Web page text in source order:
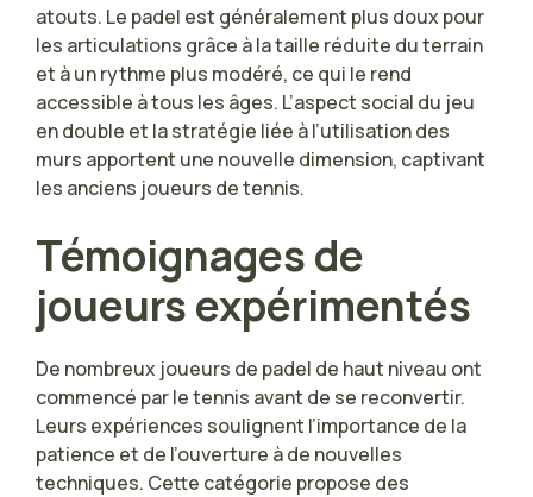
atouts. Le padel est généralement plus doux pour
les articulations grâce à la taille réduite du terrain
et à un rythme plus modéré, ce qui le rend
accessible à tous les âges. L’aspect social du jeu
en double et la stratégie liée à l’utilisation des
murs apportent une nouvelle dimension, captivant
les anciens joueurs de tennis.
Témoignages de
joueurs expérimentés
De nombreux joueurs de padel de haut niveau ont
commencé par le tennis avant de se reconvertir.
Leurs expériences soulignent l’importance de la
patience et de l’ouverture à de nouvelles
techniques. Cette catégorie propose des